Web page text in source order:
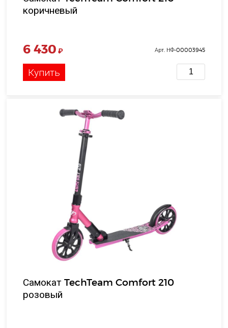
коричневый
6 430 ₽ Арт. НФ-00003945
Купить
Самокат TechTeam Comfort 210
розовый